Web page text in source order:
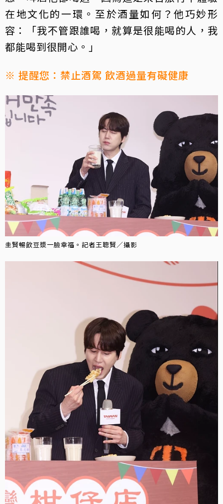
在地文化的一環。至於酒量如何？他巧妙形
容：「我不管跟誰喝，就算是很能喝的人，我
都能喝到很開心。」
※ 提醒您：禁止酒駕 飲酒過量有礙健康
圭賢暢飲豆漿一臉幸福。記者王聰賢／攝影